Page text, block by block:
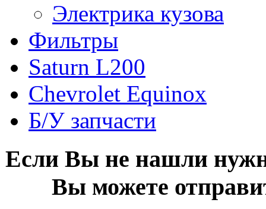
Электрика кузова
Фильтры
Saturn L200
Chevrolet Equinox
Б/У запчасти
Если Вы не нашли
Вы можете